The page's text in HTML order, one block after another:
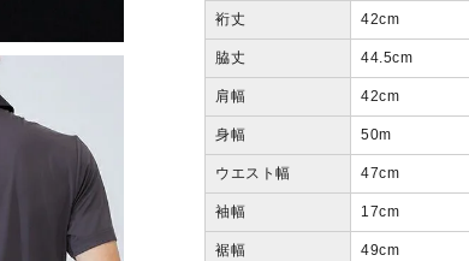
裄丈 42cm
脇丈 44.5cm
肩幅 42cm
身幅 50m
ウエスト幅 47cm
袖幅 17cm
裾幅 49cm